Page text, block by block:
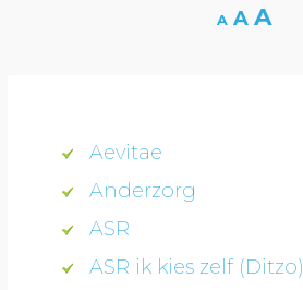
A A A
Aevitae
Anderzorg
ASR
ASR ik kies zelf (Ditzo)